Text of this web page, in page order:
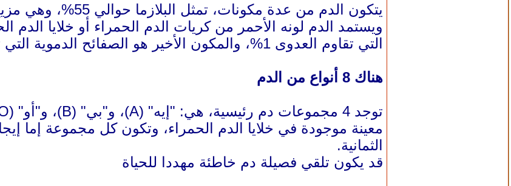
يتكون الدم من عدة مكونات، تمثل البلازما حوالي 55%، وهي مزيج من الماء والسكر والدهون والبروتين والأملاح.
التي تقاوم العدوى 1%، والمكون الأخير هو الصفائح الدموية التي تساعد الدم على التجلط.
هناك 8 أنواع من الدم
معينة موجودة في خلايا الدم الحمراء، وتكون كل مجموعة إما
الثمانية.
قد يكون تلقي فصيلة دم خاطئة مهددا للحياة